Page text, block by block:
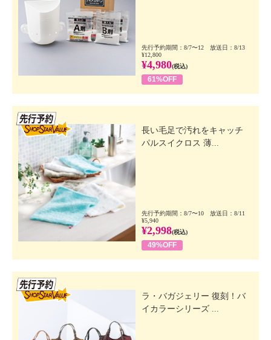
先行予約期間：8/7〜12 放送日：8/13
¥12,800
¥4,980(税込)
61%OFF
長い毛足で汚れをキャッチ
パルスイクロス 薄...
先行予約期間：8/7〜10 放送日：8/11
¥5,940
¥2,998(税込)
49%OFF
ラ・バガジェリー 復刻！バ
イカラーシリーズ ...